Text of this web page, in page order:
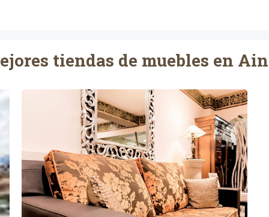
tiendas de muebles en
l
e
s
S